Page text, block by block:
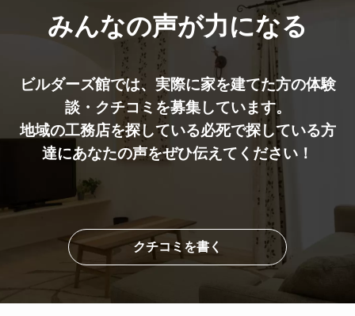
みんなの声が力になる
ビルダーズ館では、実際に家を建てた⽅の体験
談・クチコミを募集しています。
地域の工務店を探している必死で探している方
達にあなたの声をぜひ伝えてください！
クチコミを書く